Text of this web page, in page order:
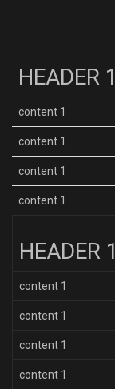
HEADER 1
content 1
content 1
content 1
content 1
HEADER 1
content 1
content 1
content 1
content 1